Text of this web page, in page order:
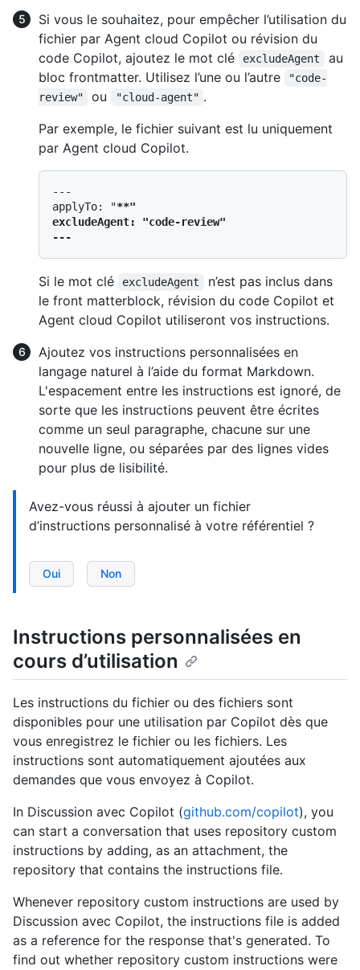
Si vous le souhaitez, pour empêcher l’utilisation du
fichier par Agent cloud Copilot ou révision du
code Copilot, ajoutez le mot clé
excludeAgent
au
bloc frontmatter. Utilisez l’une ou l’autre
"code-
review"
ou "cloud-agent" .
Par exemple, le fichier suivant est lu uniquement
par Agent cloud Copilot.
---
applyTo: "**"
excludeAgent: "code-review"
Si le mot clé excludeAgent
n’est pas inclus dans
le front matterblock, révision du code Copilot et
Agent cloud Copilot utiliseront vos instructions.
Ajoutez vos instructions personnalisées en
langage naturel à l’aide du format Markdown.
L'espacement entre les instructions est ignoré, de
sorte que les instructions peuvent être écrites
comme un seul paragraphe, chacune sur une
nouvelle ligne, ou séparées par des lignes vides
pour plus de lisibilité.
Avez-vous réussi à ajouter un fichier
d’instructions personnalisé à votre référentiel ?
Oui Non
Instructions personnalisées en
cours d’utilisation
Les instructions du fichier ou des fichiers sont
disponibles pour une utilisation par Copilot dès que
vous enregistrez le fichier ou les fichiers. Les
instructions sont automatiquement ajoutées aux
demandes que vous envoyez à Copilot.
In Discussion avec Copilot (github.com/copilot), you
can start a conversation that uses repository custom
instructions by adding, as an attachment, the
repository that contains the instructions file.
Whenever repository custom instructions are used by
Discussion avec Copilot, the instructions file is added
as a reference for the response that's generated. To
find out whether repository custom instructions were